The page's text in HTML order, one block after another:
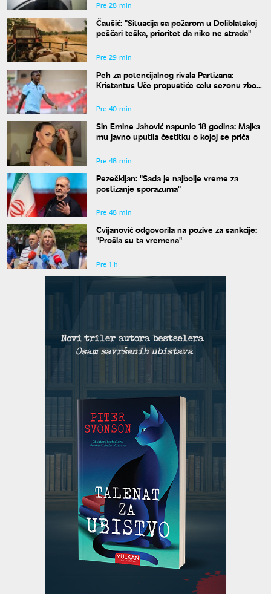
Pre 28 min
Čaušić: "Situacija sa požarom u Deliblatskoj
peščari teška, prioritet da niko ne strada"
Pre 29 min
Peh za potencijalnog rivala Partizana:
Kristantus Uče propustiće celu sezonu zbog
Pre 40 min
Sin Emine Jahović napunio 18 godina: Majka
mu javno uputila čestitku o kojoj se priča
Pre 48 min
Pezeškijan: "Sada je najbolje vreme za
postizanje sporazuma"
Pre 48 min
Cvijanović odgovorila na pozive za sankcije:
"Prošla su ta vremena"
Pre 1 h